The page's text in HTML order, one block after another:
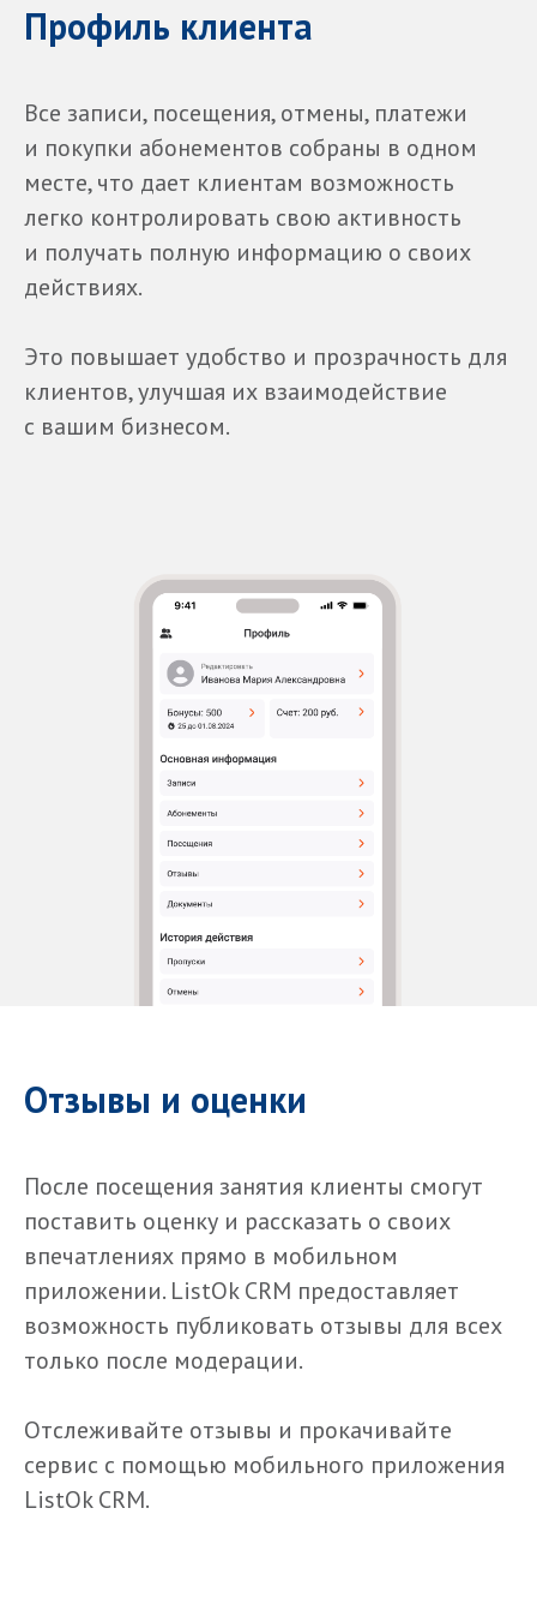
Профиль клиента
Все записи, посещения, отмены, платежи
и покупки абонементов собраны в одном
месте, что дает клиентам возможность
легко контролировать свою активность
и получать полную информацию о своих
действиях.
Это повышает удобство и прозрачность для
клиентов, улучшая их взаимодействие
с вашим бизнесом.
Отзывы и оценки
После посещения занятия клиенты смогут
поставить оценку и рассказать о своих
впечатлениях прямо в мобильном
приложении. ListOk CRM предоставляет
возможность публиковать отзывы для всех
только после модерации.
Отслеживайте отзывы и прокачивайте
сервис с помощью мобильного приложения
ListOk CRM.